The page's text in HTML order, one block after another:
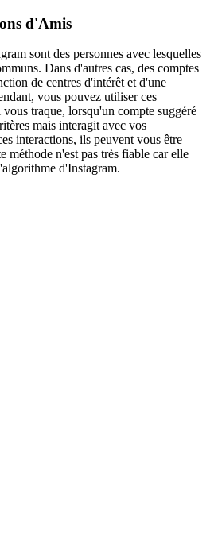
d'Amis
sont des personnes avec lesquelles
Dans d'autres cas, des comptes
de centres d'intérêt et d'une
vous pouvez utiliser ces
traque, lorsqu'un compte suggéré
mais interagit avec vos
interactions, ils peuvent vous être
méthode n'est pas très fiable car elle
d'Instagram.